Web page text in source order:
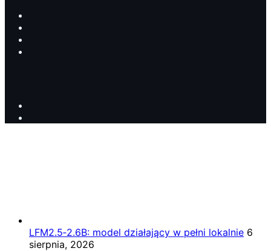
LFM2.5‑2.6B: model działający w pełni lokalnie 6
sierpnia, 2026